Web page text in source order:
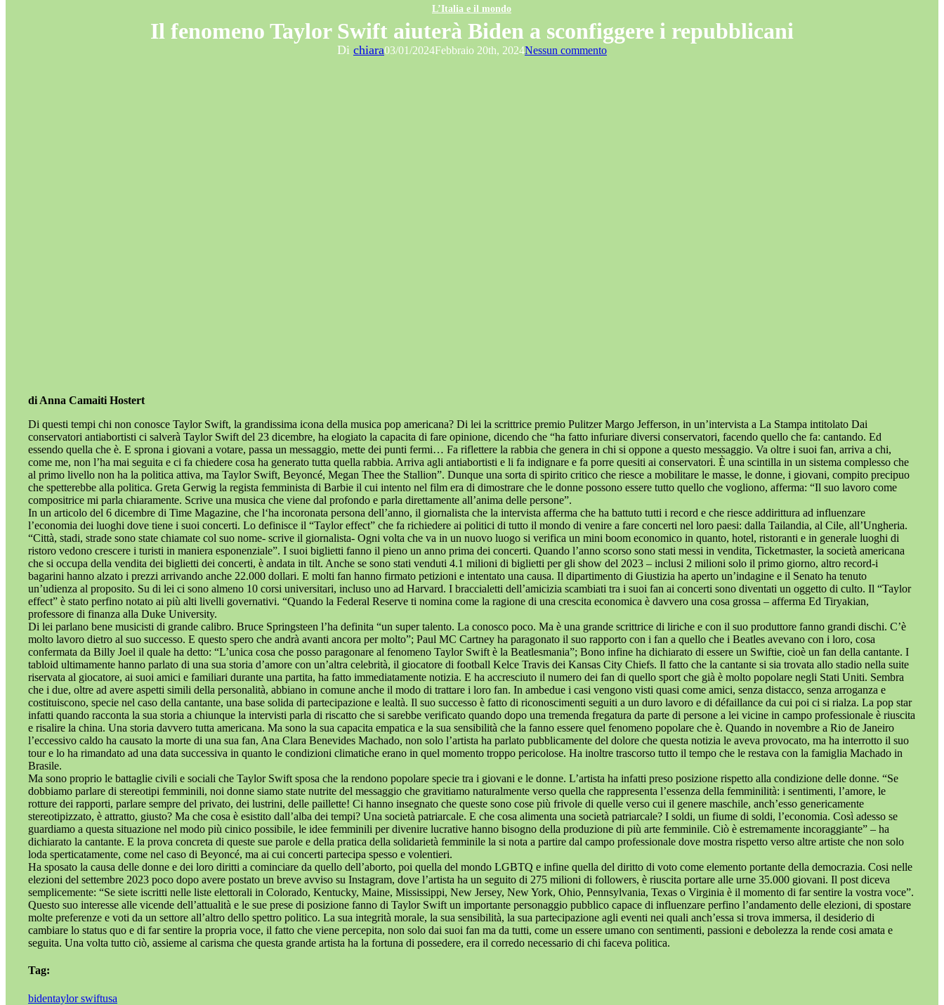
L’Italia e il mondo
Il fenomeno Taylor Swift aiuterà Biden a sconfiggere i repubblicani
Di chiara03/01/2024Febbraio 20th, 2024Nessun commento
di Anna Camaiti Hostert
Di questi tempi chi non conosce Taylor Swift, la grandissima icona della musica pop americana? Di lei la scrittrice premio Pulitzer Margo Jefferson, in un’intervista a La Stampa intitolato Dai
conservatori antiabortisti ci salverà Taylor Swift del 23 dicembre, ha elogiato la capacita di fare opinione, dicendo che “ha fatto infuriare diversi conservatori, facendo quello che fa: cantando. Ed
essendo quella che è. E sprona i giovani a votare, passa un messaggio, mette dei punti fermi… Fa riflettere la rabbia che genera in chi si oppone a questo messaggio. Va oltre i suoi fan, arriva a chi,
come me, non l’ha mai seguita e ci fa chiedere cosa ha generato tutta quella rabbia. Arriva agli antiabortisti e li fa indignare e fa porre quesiti ai conservatori. È una scintilla in un sistema complesso che
al primo livello non ha la politica attiva, ma Taylor Swift, Beyoncé, Megan Thee the Stallion”. Dunque una sorta di spirito critico che riesce a mobilitare le masse, le donne, i giovani, compito precipuo
che spetterebbe alla politica. Greta Gerwig la regista femminista di Barbie il cui intento nel film era di dimostrare che le donne possono essere tutto quello che vogliono, afferma: “Il suo lavoro come
compositrice mi parla chiaramente. Scrive una musica che viene dal profondo e parla direttamente all’anima delle persone”.
In un articolo del 6 dicembre di Time Magazine, che l‘ha incoronata persona dell’anno, il giornalista che la intervista afferma che ha battuto tutti i record e che riesce addirittura ad influenzare
l’economia dei luoghi dove tiene i suoi concerti. Lo definisce il “Taylor effect” che fa richiedere ai politici di tutto il mondo di venire a fare concerti nel loro paesi: dalla Tailandia, al Cile, all’Ungheria.
“Città, stadi, strade sono state chiamate col suo nome- scrive il giornalista- Ogni volta che va in un nuovo luogo si verifica un mini boom economico in quanto, hotel, ristoranti e in generale luoghi di
ristoro vedono crescere i turisti in maniera esponenziale”. I suoi biglietti fanno il pieno un anno prima dei concerti. Quando l’anno scorso sono stati messi in vendita, Ticketmaster, la società americana
che si occupa della vendita dei biglietti dei concerti, è andata in tilt. Anche se sono stati venduti 4.1 milioni di biglietti per gli show del 2023 – inclusi 2 milioni solo il primo giorno, altro record-i
bagarini hanno alzato i prezzi arrivando anche 22.000 dollari. E molti fan hanno firmato petizioni e intentato una causa. Il dipartimento di Giustizia ha aperto un’indagine e il Senato ha tenuto
un’udienza al proposito. Su di lei ci sono almeno 10 corsi universitari, incluso uno ad Harvard. I braccialetti dell’amicizia scambiati tra i suoi fan ai concerti sono diventati un oggetto di culto. Il “Taylor
effect” è stato perfino notato ai più alti livelli governativi. “Quando la Federal Reserve ti nomina come la ragione di una crescita economica è davvero una cosa grossa – afferma Ed Tiryakian,
professore di finanza alla Duke University.
Di lei parlano bene musicisti di grande calibro. Bruce Springsteen l’ha definita “un super talento. La conosco poco. Ma è una grande scrittrice di liriche e con il suo produttore fanno grandi dischi. C’è
molto lavoro dietro al suo successo. E questo spero che andrà avanti ancora per molto”; Paul MC Cartney ha paragonato il suo rapporto con i fan a quello che i Beatles avevano con i loro, cosa
confermata da Billy Joel il quale ha detto: “L’unica cosa che posso paragonare al fenomeno Taylor Swift è la Beatlesmania”; Bono infine ha dichiarato di essere un Swiftie, cioè un fan della cantante. I
tabloid ultimamente hanno parlato di una sua storia d’amore con un’altra celebrità, il giocatore di football Kelce Travis dei Kansas City Chiefs. Il fatto che la cantante si sia trovata allo stadio nella suite
riservata al giocatore, ai suoi amici e familiari durante una partita, ha fatto immediatamente notizia. E ha accresciuto il numero dei fan di quello sport che già è molto popolare negli Stati Uniti. Sembra
che i due, oltre ad avere aspetti simili della personalità, abbiano in comune anche il modo di trattare i loro fan. In ambedue i casi vengono visti quasi come amici, senza distacco, senza arroganza e
costituiscono, specie nel caso della cantante, una base solida di partecipazione e lealtà. Il suo successo è fatto di riconoscimenti seguiti a un duro lavoro e di défaillance da cui poi ci si rialza. La pop star
infatti quando racconta la sua storia a chiunque la intervisti parla di riscatto che si sarebbe verificato quando dopo una tremenda fregatura da parte di persone a lei vicine in campo professionale è riuscita
e risalire la china. Una storia davvero tutta americana. Ma sono la sua capacita empatica e la sua sensibilità che la fanno essere quel fenomeno popolare che è. Quando in novembre a Rio de Janeiro
l’eccessivo caldo ha causato la morte di una sua fan, Ana Clara Benevides Machado, non solo l’artista ha parlato pubblicamente del dolore che questa notizia le aveva provocato, ma ha interrotto il suo
tour e lo ha rimandato ad una data successiva in quanto le condizioni climatiche erano in quel momento troppo pericolose. Ha inoltre trascorso tutto il tempo che le restava con la famiglia Machado in
Brasile.
Ma sono proprio le battaglie civili e sociali che Taylor Swift sposa che la rendono popolare specie tra i giovani e le donne. L’artista ha infatti preso posizione rispetto alla condizione delle donne. “Se
dobbiamo parlare di stereotipi femminili, noi donne siamo state nutrite del messaggio che gravitiamo naturalmente verso quella che rappresenta l’essenza della femminilità: i sentimenti, l’amore, le
rotture dei rapporti, parlare sempre del privato, dei lustrini, delle paillette! Ci hanno insegnato che queste sono cose più frivole di quelle verso cui il genere maschile, anch’esso genericamente
stereotipizzato, è attratto, giusto? Ma che cosa è esistito dall’alba dei tempi? Una società patriarcale. E che cosa alimenta una società patriarcale? I soldi, un fiume di soldi, l’economia. Così adesso se
guardiamo a questa situazione nel modo più cinico possibile, le idee femminili per divenire lucrative hanno bisogno della produzione di più arte femminile. Ciò è estremamente incoraggiante” – ha
dichiarato la cantante. E la prova concreta di queste sue parole e della pratica della solidarietà femminile la si nota a partire dal campo professionale dove mostra rispetto verso altre artiste che non solo
loda sperticatamente, come nel caso di Beyoncé, ma ai cui concerti partecipa spesso e volentieri.
Ha sposato la causa delle donne e dei loro diritti a cominciare da quello dell’aborto, poi quella del mondo LGBTQ e infine quella del diritto di voto come elemento portante della democrazia. Cosi nelle
elezioni del settembre 2023 poco dopo avere postato un breve avviso su Instagram, dove l’artista ha un seguito di 275 milioni di followers, è riuscita portare alle urne 35.000 giovani. Il post diceva
semplicemente: “Se siete iscritti nelle liste elettorali in Colorado, Kentucky, Maine, Mississippi, New Jersey, New York, Ohio, Pennsylvania, Texas o Virginia è il momento di far sentire la vostra voce”.
Questo suo interesse alle vicende dell’attualità e le sue prese di posizione fanno di Taylor Swift un importante personaggio pubblico capace di influenzare perfino l’andamento delle elezioni, di spostare
molte preferenze e voti da un settore all’altro dello spettro politico. La sua integrità morale, la sua sensibilità, la sua partecipazione agli eventi nei quali anch’essa si trova immersa, il desiderio di
cambiare lo status quo e di far sentire la propria voce, il fatto che viene percepita, non solo dai suoi fan ma da tutti, come un essere umano con sentimenti, passioni e debolezza la rende cosi amata e
seguita. Una volta tutto ciò, assieme al carisma che questa grande artista ha la fortuna di possedere, era il corredo necessario di chi faceva politica.
Tag:
bidentaylor swiftusa